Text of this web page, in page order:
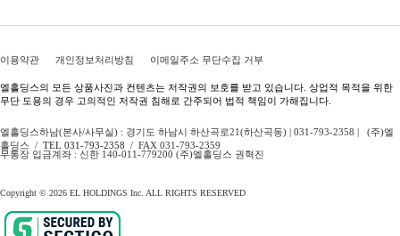
이용약관 개인정보처리방침 이메일주소 무단수집 거부
엘홀딩스의 모든 상품사진과 컨텐츠는 저작권의 보호를 받고 있습니다. 상업적 목적을 위한
무단 도용의 경우 고의적인 저작권 침해로 간주되어 법적 책임이 가해집니다.
엘홀딩스하남(본사/사무실) : 경기도 하남시 하산곡로21(하산곡동) | 031-793-2358 | (주)엘
홀딩스 / TEL 031-793-2358 / FAX 031-793-2359
무통장 입금계좌 : 신한 140-011-779200 (주)엘홀딩스 권혁진
Copyright © 2026 EL HOLDINGS Inc. ALL RIGHTS RESERVED